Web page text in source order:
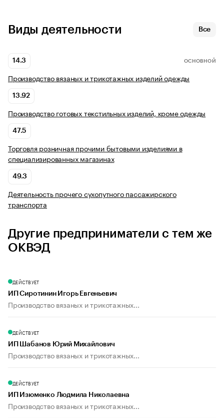
Виды деятельности Все
14.3 ОСНОВНОЙ
Производство вязаных и трикотажных изделий одежды
13.92
Производство готовых текстильных изделий, кроме одежды
47.5
Торговля розничная прочими бытовыми изделиями в
специализированных магазинах
49.3
Деятельность прочего сухопутного пассажирского
транспорта
Другие предприниматели с тем же
ОКВЭД
ДЕЙСТВУЕТ
ИП Сиротинин Игорь Евгеньевич
Производство вязаных и трикотажных...
ДЕЙСТВУЕТ
ИП Шабанов Юрий Михайлович
Производство вязаных и трикотажных...
ДЕЙСТВУЕТ
ИП Изюменко Людмила Николаевна
Производство вязаных и трикотажных...